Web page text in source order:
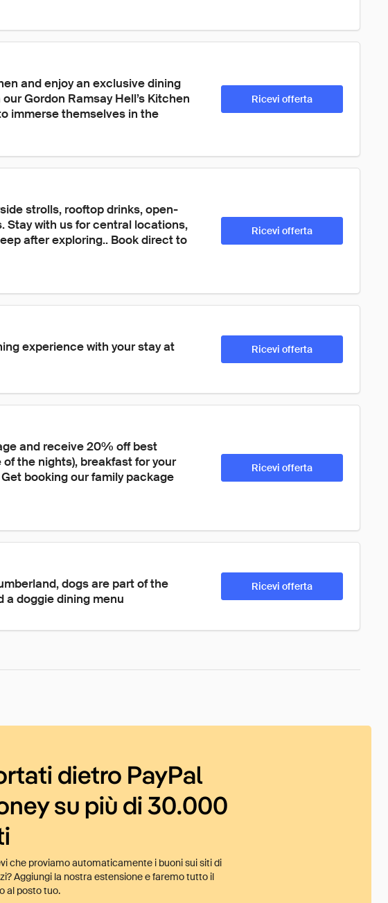
and enjoy an exclusive dining
Gordon Ramsay Hell’s Kitchen
immerse themselves in the
Ricevi offerta
strolls, rooftop drinks, open-
Stay with us for central locations,
after exploring.. Book direct to
Ricevi offerta
experience with your stay at
Ricevi offerta
and receive 20% off best
the nights), breakfast for your
booking our family package
Ricevi offerta
dogs are part of the
a doggie dining menu
Ricevi offerta
dietro PayPal
su più di 30.000
che proviamo automaticamente i buoni sui siti di
Aggiungi la nostra estensione e faremo tutto il
al posto tuo.